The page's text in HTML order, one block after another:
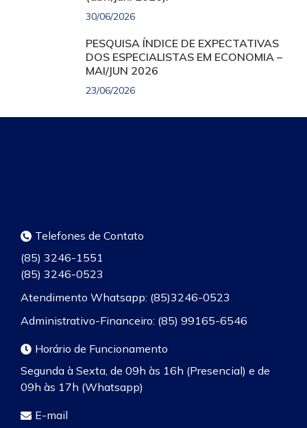
30/06/2026
PESQUISA ÍNDICE DE EXPECTATIVAS
DOS ESPECIALISTAS EM ECONOMIA –
MAI/JUN 2026
23/06/2026
Telefones de Contato
(85) 3246-1551
(85) 3246-0523
Atendimento Whatsapp: (85)3246-0523
Administrativo-Financeiro: (85) 99165-6546
Horário de Funcionamento
Segunda à Sexta, de 09h às 16h (Presencial) e de
09h às 17h (Whatsapp)
E-mail